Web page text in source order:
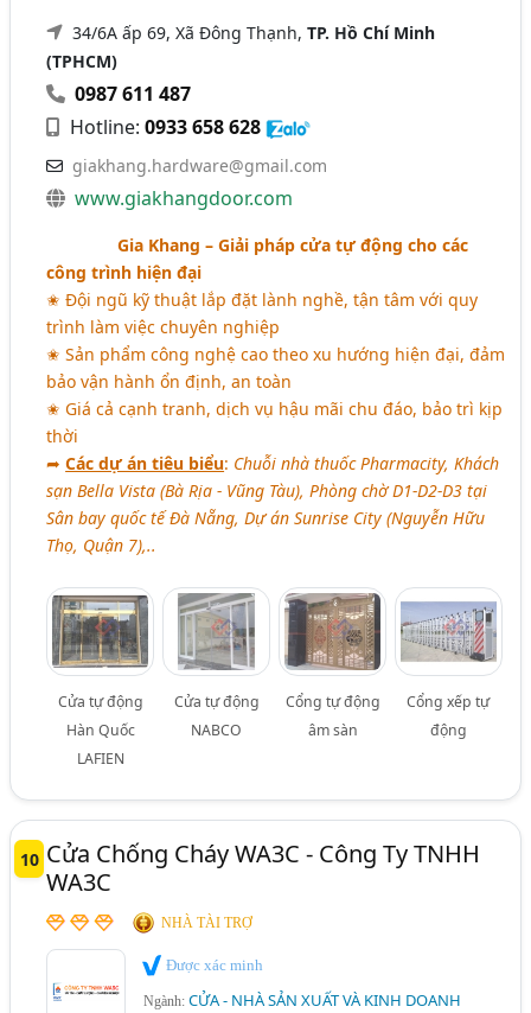
34/6A ấp 69, Xã Đông Thạnh,TP. Hồ Chí Minh
(TPHCM)
0987 611 487
Hotline:0933 658 628
giakhang.hardware@gmail.com
www.giakhangdoor.com
Gia Khang – Giải pháp cửa tự động cho các
công trình hiện đại
✬ Đội ngũ kỹ thuật lắp đặt lành nghề, tận tâm với quy
trình làm việc chuyên nghiệp
✬ Sản phẩm công nghệ cao theo xu hướng hiện đại, đảm
bảo vận hành ổn định, an toàn
✬ Giá cả cạnh tranh, dịch vụ hậu mãi chu đáo, bảo trì kịp
thời
➦Các dự án tiêu biểu: Chuỗi nhà thuốc Pharmacity, Khách
sạn Bella Vista (Bà Rịa - Vũng Tàu), Phòng chờ D1-D2-D3 tại
Sân bay quốc tế Đà Nẵng, Dự án Sunrise City (Nguyễn Hữu
Thọ, Quận 7),..
Cửa tự động
Hàn Quốc
LAFIEN
Cửa tự động
NABCO
Cổng tự động
âm sàn
Cổng xếp tự
động
10 Cửa Chống Cháy WA3C - Công Ty TNHH
WA3C
NHÀ TÀI TRỢ
Được xác minh
Ngành:CỬA - NHÀ SẢN XUẤT VÀ KINH DOANH